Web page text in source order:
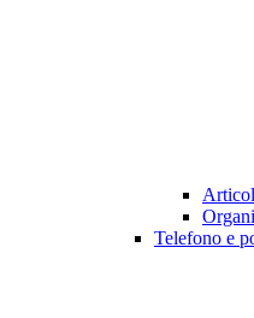
Telefono e